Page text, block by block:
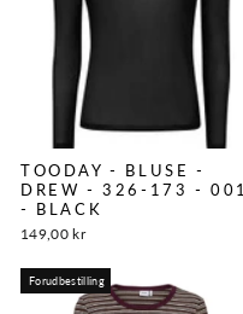
TOODAY - BLUSE -
DREW - 326-173 - 001
- BLACK
149,00 kr
Forudbestilling